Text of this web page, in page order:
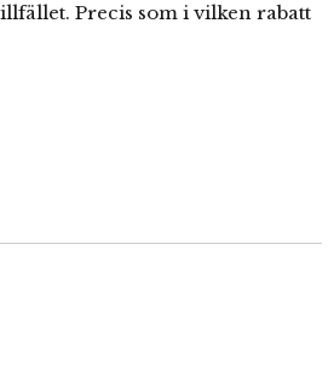
Precis som i vilken rabatt